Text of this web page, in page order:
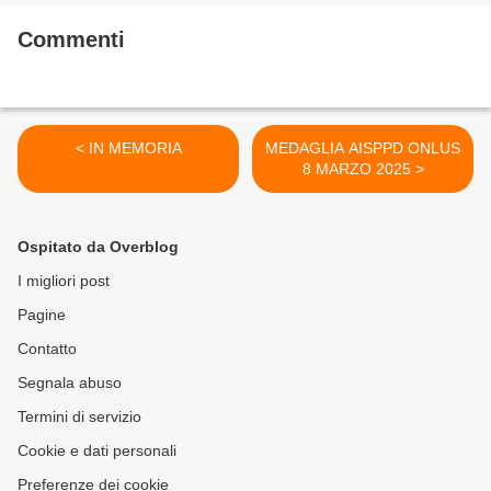
Commenti
< IN MEMORIA
MEDAGLIA AISPPD ONLUS
8 MARZO 2025 >
Ospitato da Overblog
I migliori post
Pagine
Contatto
Segnala abuso
Termini di servizio
Cookie e dati personali
Preferenze dei cookie